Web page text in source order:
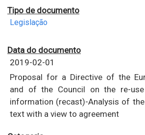
Tipo de documento
Legislação
Data do documento
2019-02-01
Proposal for a Directive of the
and of the Council on the re-
information (recast)-Analysis of
text with a view to agreement